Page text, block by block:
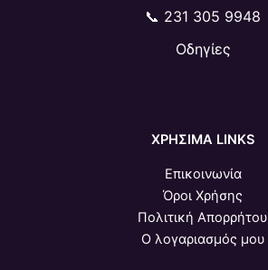
📞 231 305 9948
Οδηγίες
ΧΡΗΣΙΜΑ LINKS
Επικοινωνία
Όροι Χρήσης
Πολιτική Απορρήτου
Ο λογαριασμός μου